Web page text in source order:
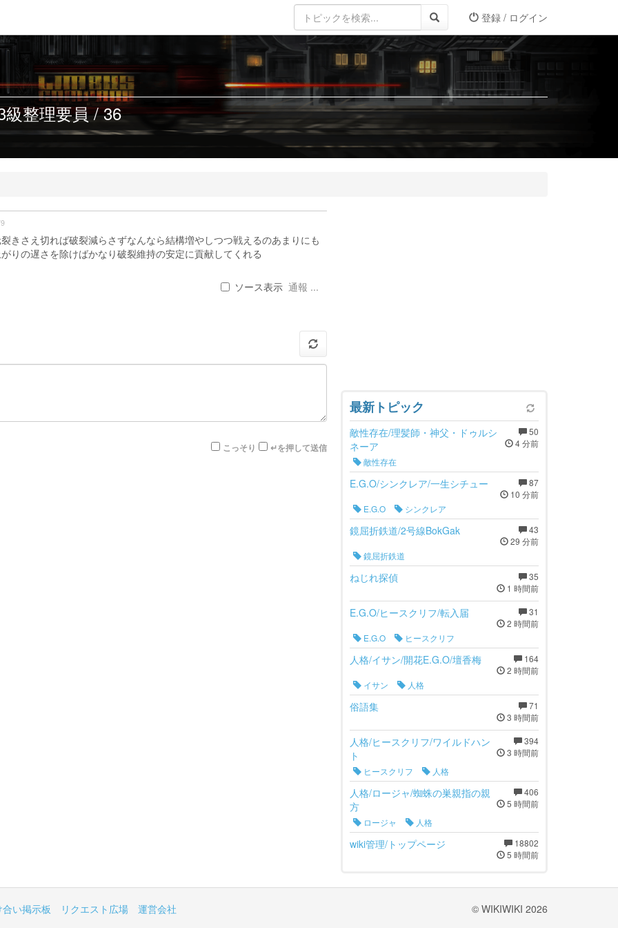
登録 / ログイン
整理要員 / 36
きさえ切れば破裂減らさずなんなら結構増やしつつ戦えるのあまりにも
りの遅さを除けばかなり破裂維持の安定に貢献してくれる
ソース表示 通報 ...
こっそり ↵を押して送信
最新トピック
50
4 分前
敵性存在/理髪師・神父・ドゥルシ
ネーア
敵性存在
87
10 分前
E.G.O/シンクレア/一生シチュー
E.G.O
シンクレア
43
29 分前
鏡屈折鉄道/2号線BokGak
鏡屈折鉄道
35
1 時間前
ねじれ探偵
31
2 時間前
E.G.O/ヒースクリフ/転入届
E.G.O
ヒースクリフ
164
2 時間前
人格/イサン/開花E.G.O/壇香梅
イサン
人格
71
3 時間前
俗語集
394
3 時間前
人格/ヒースクリフ/ワイルドハン
ト
ヒースクリフ
人格
406
5 時間前
人格/ロージャ/蜘蛛の巣親指の親
方
ロージャ
人格
18802
5 時間前
wiki管理/トップページ
い掲示板 リクエスト広場 運営会社 © WIKIWIKI 2026